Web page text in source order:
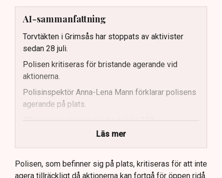
AI-sammanfattning
Torvtäkten i Grimsås har stoppats av aktivister
sedan 28 juli.
Polisen kritiseras för bristande agerande vid
aktionerna.
Polisinspektör Anna-Lena Mann förklarar polisens
agerande på plats.
40 personer misstänks med cirka 120
brottsmisstankar kopplade.
Polisen använder drönare och uniformerad polis
för att dokumentera bevis.
Samtidigt är polisarbetet komplext när det gäller
Läs mer
Polisen, som befinner sig på plats, kritiseras för att inte
agera tillräckligt då aktionerna kan fortgå för öppen ridå.